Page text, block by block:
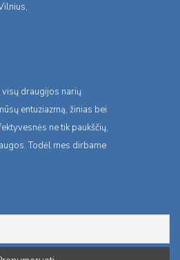
draugijos narių
entuziazmą, žinias bei
ne tik paukščių,
Todėl mes dirbame